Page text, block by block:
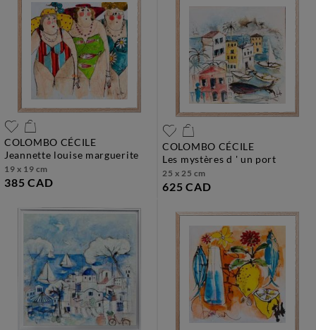
COLOMBO CÉCILE
jeannette louise marguerite
19 x 19 cm
385 CAD
COLOMBO CÉCILE
les mystères d ' un port
25 x 25 cm
625 CAD